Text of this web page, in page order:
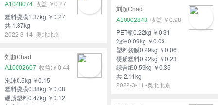
A1048074
￥0.27
塑料袋膜1.37kg ￥0.27
共 1.37kg
2022-3-14 -奥北北京
刘超Chad
A10002848
￥0.98
PET瓶0.22kg ￥0.31
泡沫0.09kg ￥0.03
塑料袋膜0.29kg ￥0.06
硬质塑料0.92kg ￥0.23
综合纸0.59kg ￥0.35
共 2.11kg
2022-3-11 -奥北北京
刘超Chad
A10002607
￥0.44
泡沫0.5kg ￥0.15
塑料袋膜0.38kg ￥0.08
硬质塑料0.47kg ￥0.12